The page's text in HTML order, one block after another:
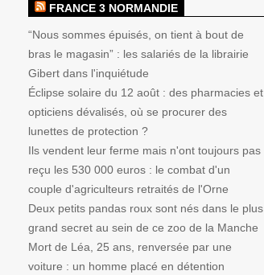
FRANCE 3 NORMANDIE
“Nous sommes épuisés, on tient à bout de
bras le magasin” : les salariés de la librairie
Gibert dans l'inquiétude
Éclipse solaire du 12 août : des pharmacies et
opticiens dévalisés, où se procurer des
lunettes de protection ?
Ils vendent leur ferme mais n'ont toujours pas
reçu les 530 000 euros : le combat d'un
couple d'agriculteurs retraités de l'Orne
Deux petits pandas roux sont nés dans le plus
grand secret au sein de ce zoo de la Manche
Mort de Léa, 25 ans, renversée par une
voiture : un homme placé en détention